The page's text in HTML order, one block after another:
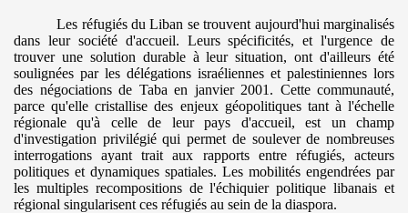
Les réfugiés du Liban se trouvent aujourd'hui marginalisés
dans leur société d'accueil. Leurs spécificités, et l'urgence de
trouver une solution durable à leur situation, ont d'ailleurs été
soulignées par les délégations israéliennes et palestiniennes lors
des négociations de Taba en janvier 2001. Cette communauté,
parce qu'elle cristallise des enjeux géopolitiques tant à l'échelle
régionale qu'à celle de leur pays d'accueil, est un champ
d'investigation privilégié qui permet de soulever de nombreuses
interrogations ayant trait aux rapports entre réfugiés, acteurs
politiques et dynamiques spatiales. Les mobilités engendrées par
les multiples recompositions de l'échiquier politique libanais et
régional singularisent ces réfugiés au sein de la diaspora.